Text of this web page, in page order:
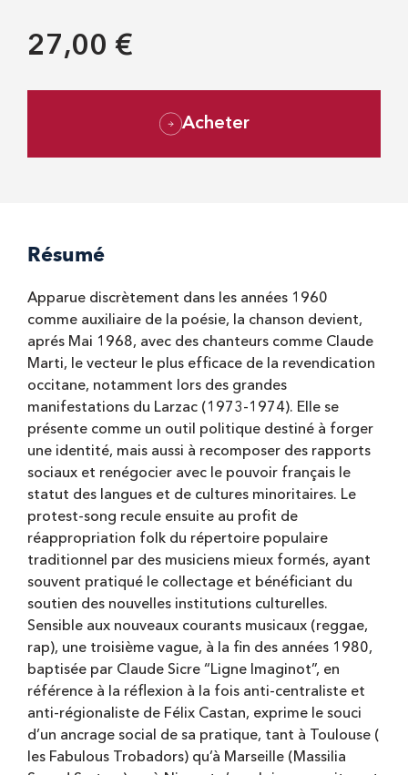
27,00 €
Acheter
Résumé
Apparue discrètement dans les années 1960
comme auxiliaire de la poésie, la chanson devient,
aprés Mai 1968, avec des chanteurs comme Claude
Marti, le vecteur le plus efficace de la revendication
occitane, notamment lors des grandes
manifestations du Larzac (1973-1974). Elle se
présente comme un outil politique destiné à forger
une identité, mais aussi à recomposer des rapports
sociaux et renégocier avec le pouvoir français le
statut des langues et de cultures minoritaires. Le
protest-song recule ensuite au profit de
réappropriation folk du répertoire populaire
traditionnel par des musiciens mieux formés, ayant
souvent pratiqué le collectage et bénéficiant du
soutien des nouvelles institutions culturelles.
Sensible aux nouveaux courants musicaux (reggae,
rap), une troisième vague, à la fin des années 1980,
baptisée par Claude Sicre “Ligne Imaginot”, en
référence à la réflexion à la fois anti-centraliste et
anti-régionaliste de Félix Castan, exprime le souci
d’un ancrage social de sa pratique, tant à Toulouse (
les Fabulous Trobadors) qu’à Marseille (Massilia